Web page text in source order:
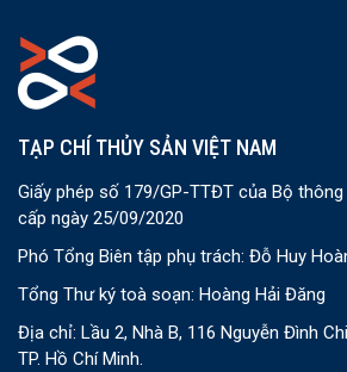
TẠP CHÍ THỦY SẢN VIỆT NAM
Giấy phép số 179/GP-TTĐT của Bộ
cấp ngày 25/09/2020
Phó Tổng Biên tập phụ trách: Đỗ Huy
Tổng Thư ký toà soạn: Hoàng Hải Đăng
Địa chỉ: Lầu 2, Nhà B, 116 Nguyễn Đình
TP. Hồ Chí Minh.